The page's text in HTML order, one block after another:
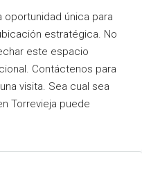
única para
estratégica. No
este espacio
Contáctenos para
visita. Sea cual sea
Torrevieja puede